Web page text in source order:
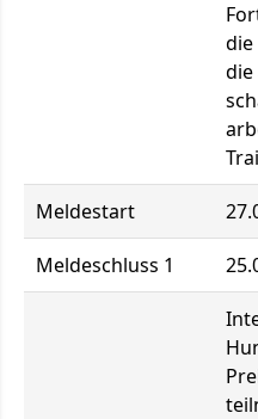
die
die
Meldestart
Meldeschluss 1